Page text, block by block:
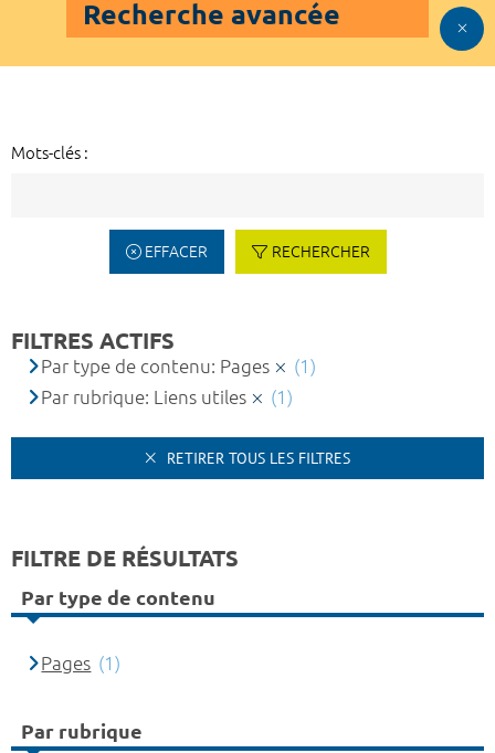
Recherche avancée
Mots-clés :
EFFACER RECHERCHER
FILTRES ACTIFS
Par type de contenu: Pages
(1)
Par rubrique: Liens utiles
(1)
RETIRER TOUS LES FILTRES
FILTRE DE RÉSULTATS
Par type de contenu
Pages (1)
Par rubrique